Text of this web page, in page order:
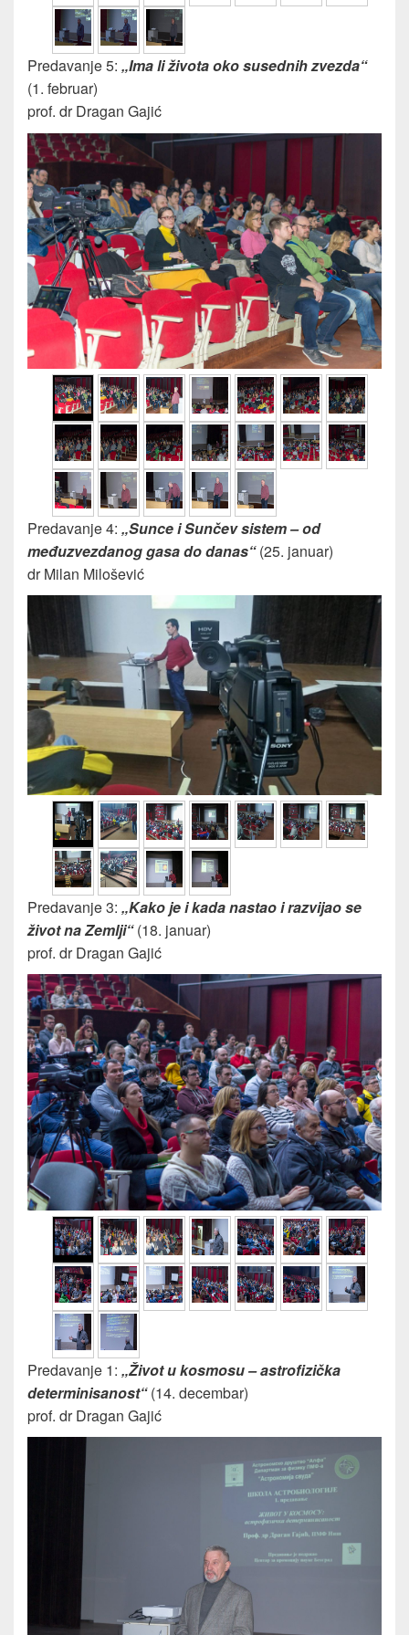
Predavanje 5: „Ima li života oko susednih zvezda“
(1. februar)
prof. dr Dragan Gajić
Predavanje 4: „Sunce i Sunčev sistem – od
međuzvezdanog gasa do danas“(25. januar)
dr Milan Milošević
Predavanje 3: „Kako je i kada nastao i razvijao se
život na Zemlji“(18. januar)
prof. dr Dragan Gajić
Predavanje 1: „Život u kosmosu – astrofizička
determinisanost“(14. decembar)
prof. dr Dragan Gajić